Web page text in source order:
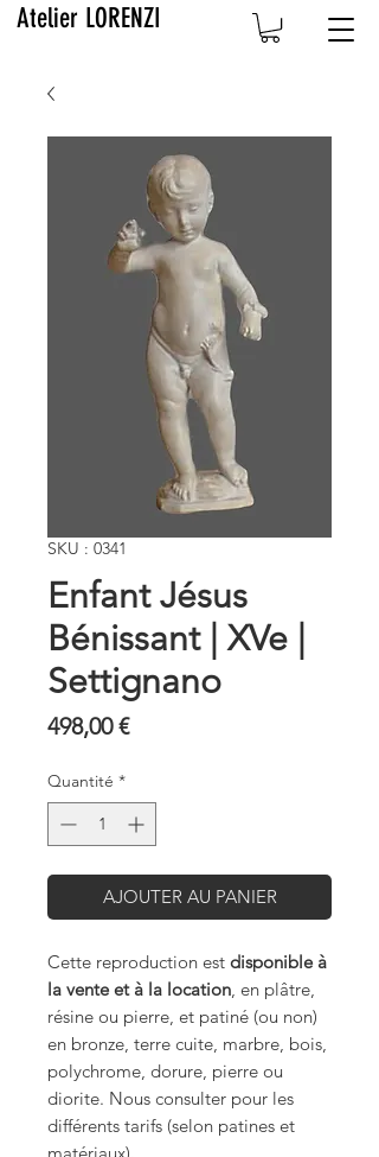
Atelier LORENZI
SKU : 0341
Enfant Jésus
Bénissant | XVe |
Settignano
498,00 €Prix
Quantité *
AJOUTER AU PANIER
Cette reproduction est disponible à
la vente et à la location, en plâtre,
résine ou pierre, et patiné (ou non)
en bronze, terre cuite, marbre, bois,
polychrome, dorure, pierre ou
diorite. Nous consulter pour les
différents tarifs (selon patines et